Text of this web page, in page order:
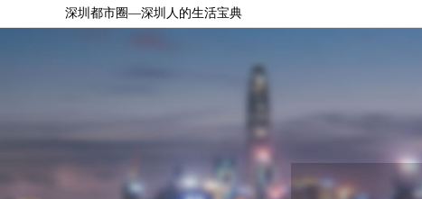
深圳都市圈—深圳人的生活宝典